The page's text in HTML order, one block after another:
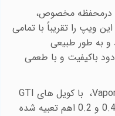
درمحفظه مخصوص،
ویپ را تقریباً با تمامی
و به طور طبیعی
باکیفیت و با طعمی
، با کویل های GTI
سازگار است و درون جعبه دو عدد کویل 0.4 و 0.2 اهم تعبیه شده